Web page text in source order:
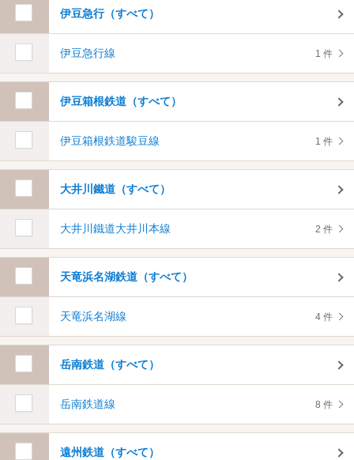
伊豆急行（すべて）
伊豆急行線 1 件
伊豆箱根鉄道（すべて）
伊豆箱根鉄道駿豆線 1 件
大井川鐵道（すべて）
大井川鐵道大井川本線 2 件
天竜浜名湖鉄道（すべて）
天竜浜名湖線 4 件
岳南鉄道（すべて）
岳南鉄道線 8 件
遠州鉄道（すべて）